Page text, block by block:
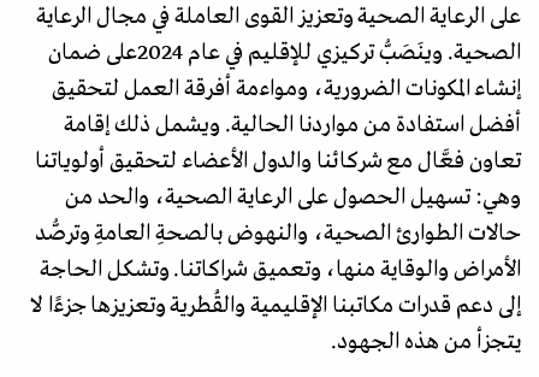
على الرعاية الصحية وتعزيز القوى العاملة في مجال الرعاية
الصحية. وينَصَبُّ تركيزي للإقليم في عام 2024على ضمان
إنشاء المكونات الضرورية، ومواءمة أفرقة العمل لتحقيق
أفضل استفادة من مواردنا الحالية. ويشمل ذلك إقامة
تعاون فعَّال مع شركائنا والدول الأعضاء لتحقيق أولوياتنا
وهي: تسهيل الحصول على الرعاية الصحية، والحد من
حالات الطوارئ الصحية، والنهوض بالصحةِ العامةِ وترصُّد
الأمراض والوقاية منها، وتعميق شراكاتنا. وتشكل الحاجة
إلى دعم قدرات مكاتبنا الإقليمية والقُطرية وتعزيزها جزءًا لا
يتجزأ من هذه الجهود.